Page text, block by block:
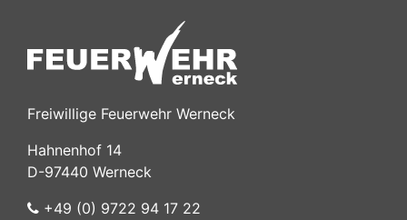
Freiwillige Feuerwehr Werneck
Hahnenhof 14
D-97440 Werneck
+49 (0) 9722 94 17 22